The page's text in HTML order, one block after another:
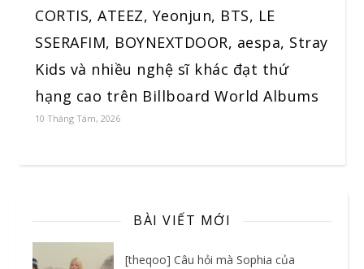
CORTIS, ATEEZ, Yeonjun, BTS, LE
SSERAFIM, BOYNEXTDOOR, aespa, Stray
Kids và nhiều nghệ sĩ khác đạt thứ
hạng cao trên Billboard World Albums
10 Tháng Tám, 2026
BÀI VIẾT MỚI
[theqoo] Câu hỏi mà Sophia của